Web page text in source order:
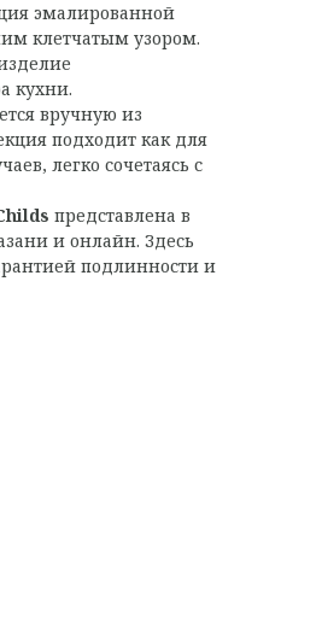
эмалированной
клетчатым узором.
кухни.
вручную из
подходит как для
легко сочетаясь с
представлена в
и онлайн. Здесь
подлинности и